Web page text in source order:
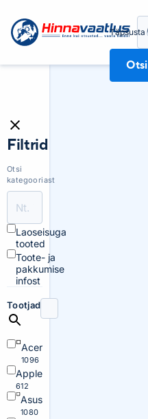
Täpsusta
Otsi
Filtrid
Otsi
kategooriast
Laoseisuga
tooted
Toote- ja
pakkumise
infost
Tootjad
Acer
1096
Apple
612
Asus
1080